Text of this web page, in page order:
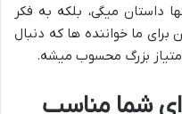
داستان میگی، بلکه به فکر
ما خواننده ها که دنبال
بزرگ محسوب میشه.
شما مناسب